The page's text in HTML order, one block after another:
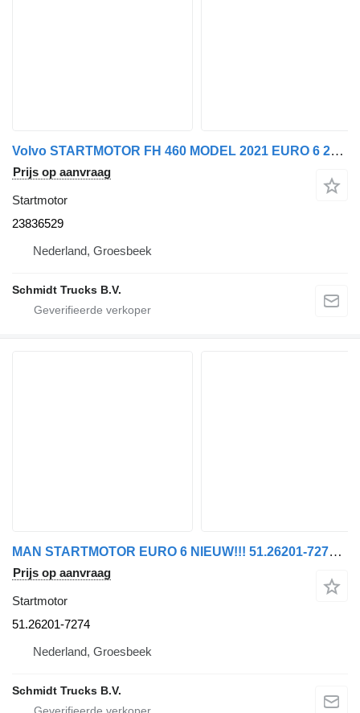
Volvo STARTMOTOR FH 460 MODEL 2021 EURO 6 23836529 voor vrachtwagen
Prijs op aanvraag
Startmotor
23836529
Nederland, Groesbeek
Schmidt Trucks B.V.
MAN STARTMOTOR EURO 6 NIEUW!!! 51.26201-7274 voor vrachtwagen
Prijs op aanvraag
Startmotor
51.26201-7274
Nederland, Groesbeek
Schmidt Trucks B.V.